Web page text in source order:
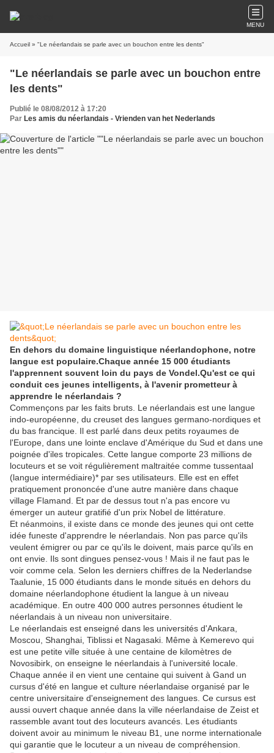
MENU
Accueil » "Le néerlandais se parle avec un bouchon entre les dents"
"Le néerlandais se parle avec un bouchon entre
les dents"
Publié le 08/08/2012 à 17:20
Par Les amis du néerlandais - Vrienden van het Nederlands
En dehors du domaine linguistique néerlandophone, notre
langue est populaire.Chaque année 15 000 étudiants
l'apprennent souvent loin du pays de Vondel.Qu'est ce qui
conduit ces jeunes intelligents, à l'avenir prometteur à
apprendre le néerlandais ?
Commençons par les faits bruts. Le néerlandais est une langue
indo-européenne, du creuset des langues germano-nordiques et
du bas francique. Il est parlé dans deux petits royaumes de
l'Europe, dans une lointe enclave d'Amérique du Sud et dans une
poignée d'iles tropicales. Cette langue comporte 23 millions de
locuteurs et se voit régulièrement maltraitée comme tussentaal
(langue intermédiaire)* par ses utilisateurs. Elle est en effet
pratiquement prononcée d'une autre manière dans chaque
village Flamand. Et par de dessus tout n'a pas encore vu
émerger un auteur gratifié d'un prix Nobel de littérature.
Et néanmoins, il existe dans ce monde des jeunes qui ont cette
idée funeste d'apprendre le néerlandais. Non pas parce qu'ils
veulent émigrer ou par ce qu'ils le doivent, mais parce qu'ils en
ont envie. Ils sont dingues pensez-vous ! Mais il ne faut pas le
voir comme cela. Selon les derniers chiffres de la Nederlandse
Taalunie, 15 000 étudiants dans le monde situés en dehors du
domaine néerlandophone étudient la langue à un niveau
académique. En outre 400 000 autres personnes étudient le
néerlandais à un niveau non universitaire.
Le néerlandais est enseigné dans les universités d'Ankara,
Moscou, Shanghai, Tiblissi et Nagasaki. Même à Kemerevo qui
est une petite ville située à une centaine de kilomètres de
Novosibirk, on enseigne le néerlandais à l'université locale.
Chaque année il en vient une centaine qui suivent à Gand un
cursus d'été en langue et culture néerlandaise organisé par le
centre universitaire d'enseignement des langues. Ce cursus est
aussi ouvert chaque année dans la ville néerlandaise de Zeist et
rassemble avant tout des locuteurs avancés. Les étudiants
doivent avoir au minimum le niveau B1, une norme internationale
qui garantie que le locuteur a un niveau de compréhension.